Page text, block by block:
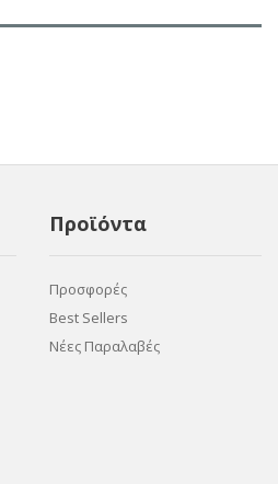
Προϊόντα
Προσφορές
Best Sellers
Νέες Παραλαβές